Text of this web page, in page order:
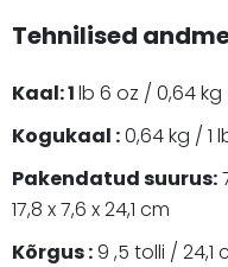
Tehnilised
Kaal:1lb 6 oz / 0,64 kg
Kogukaal :0,64 kg / 1
Pakendatud suurus:
17,8 x 7,6 x 24,1 cm
Kõrgus :9 ,5 tolli / 24,1